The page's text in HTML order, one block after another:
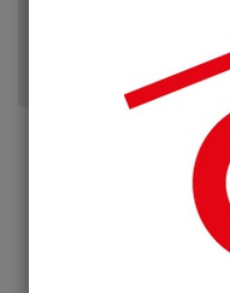
Olysée Crème